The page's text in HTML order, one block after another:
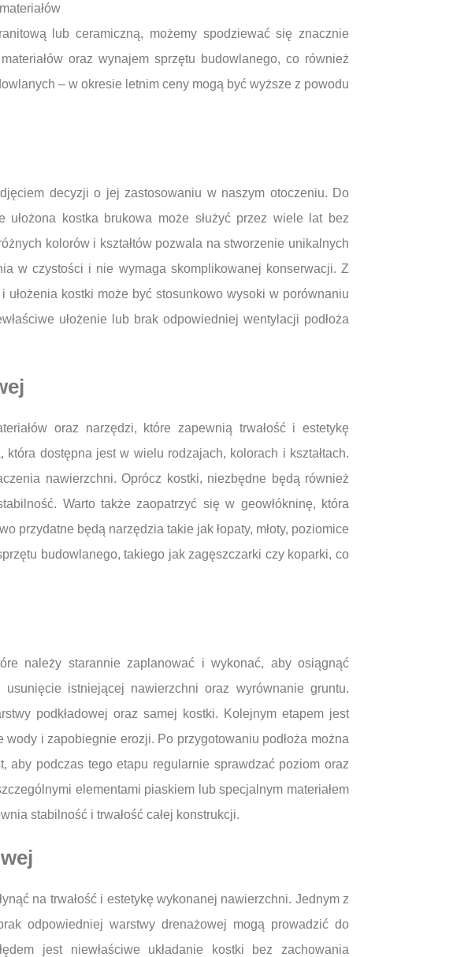
lub ceramiczną, możemy spodziewać się znacznie
oraz wynajem sprzętu budowlanego, co również
– w okresie letnim ceny mogą być wyższe z powodu
decyzji o jej zastosowaniu w naszym otoczeniu. Do
kostka brukowa może służyć przez wiele lat bez
kolorów i kształtów pozwala na stworzenie unikalnych
w czystości i nie wymaga skomplikowanej konserwacji. Z
kostki może być stosunkowo wysoki w porównaniu
ułożenie lub brak odpowiedniej wentylacji podłoża
oraz narzędzi, które zapewnią trwałość i estetykę
dostępna jest w wielu rodzajach, kolorach i kształtach.
nawierzchni. Oprócz kostki, niezbędne będą również
Warto także zaopatrzyć się w geowłókninę, która
przydatne będą narzędzia takie jak łopaty, młoty, poziomice
budowlanego, takiego jak zagęszczarki czy koparki, co
należy starannie zaplanować i wykonać, aby osiągnąć
istniejącej nawierzchni oraz wyrównanie gruntu.
podkładowej oraz samej kostki. Kolejnym etapem jest
i zapobiegnie erozji. Po przygotowaniu podłoża można
aby podczas tego etapu regularnie sprawdzać poziom oraz
elementami piaskiem lub specjalnym materiałem
stabilność i trwałość całej konstrukcji.
na trwałość i estetykę wykonanej nawierzchni. Jednym z
odpowiedniej warstwy drenażowej mogą prowadzić do
jest niewłaściwe układanie kostki bez zachowania